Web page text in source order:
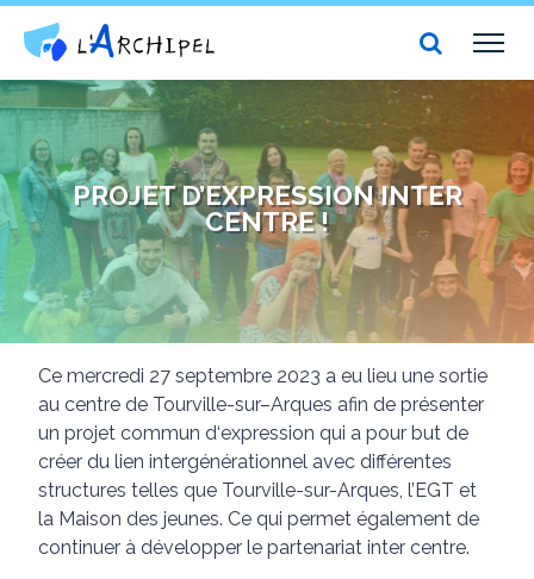
Centre social et culturel l'Archipel
PROJET D’EXPRESSION INTER
CENTRE !
Ce mercredi 27 septembre 2023 a eu lieu une sortie
au centre de Tourville-sur–Arques afin de présenter
un projet commun d‘expression qui a pour but de
créer du lien intergénérationnel avec différentes
structures telles que Tourville-sur-Arques, l’EGT et
la Maison des jeunes. Ce qui permet également de
continuer à développer le partenariat inter centre.